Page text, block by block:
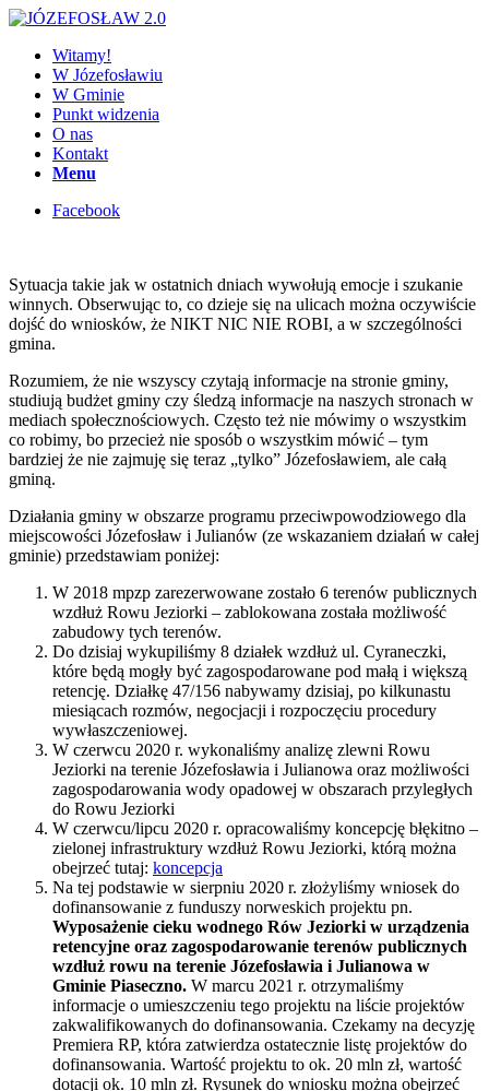
Witamy!
W Józefosławiu
W Gminie
Punkt widzenia
O nas
Kontakt
Menu
Facebook
Sytuacja takie jak w ostatnich dniach wywołują emocje i szukanie
winnych. Obserwując to, co dzieje się na ulicach można oczywiście
dojść do wniosków, że NIKT NIC NIE ROBI, a w szczególności
gmina.
Rozumiem, że nie wszyscy czytają informacje na stronie gminy,
studiują budżet gminy czy śledzą informacje na naszych stronach w
mediach społecznościowych. Często też nie mówimy o wszystkim
co robimy, bo przecież nie sposób o wszystkim mówić – tym
bardziej że nie zajmuję się teraz „tylko” Józefosławiem, ale całą
gminą.
Działania gminy w obszarze programu przeciwpowodziowego dla
miejscowości Józefosław i Julianów (ze wskazaniem działań w całej
gminie) przedstawiam poniżej:
W 2018 mpzp zarezerwowane zostało 6 terenów publicznych
wzdłuż Rowu Jeziorki – zablokowana została możliwość
zabudowy tych terenów.
Do dzisiaj wykupiliśmy 8 działek wzdłuż ul. Cyraneczki,
które będą mogły być zagospodarowane pod małą i większą
retencję. Działkę 47/156 nabywamy dzisiaj, po kilkunastu
miesiącach rozmów, negocjacji i rozpoczęciu procedury
wywłaszczeniowej.
W czerwcu 2020 r. wykonaliśmy analizę zlewni Rowu
Jeziorki na terenie Józefosławia i Julianowa oraz możliwości
zagospodarowania wody opadowej w obszarach przyległych
do Rowu Jeziorki
W czerwcu/lipcu 2020 r. opracowaliśmy koncepcję błękitno –
zielonej infrastruktury wzdłuż Rowu Jeziorki, którą można
obejrzeć tutaj: koncepcja
Na tej podstawie w sierpniu 2020 r. złożyliśmy wniosek do
dofinansowanie z funduszy norweskich projektu pn.
Wyposażenie cieku wodnego Rów Jeziorki w urządzenia
retencyjne oraz zagospodarowanie terenów publicznych
wzdłuż rowu na terenie Józefosławia i Julianowa w
Gminie Piaseczno. W marcu 2021 r. otrzymaliśmy
informacje o umieszczeniu tego projektu na liście projektów
zakwalifikowanych do dofinansowania. Czekamy na decyzję
Premiera RP, która zatwierdza ostatecznie listę projektów do
dofinansowania. Wartość projektu to ok. 20 mln zł, wartość
dotacji ok. 10 mln zł. Rysunek do wniosku można obejrzeć